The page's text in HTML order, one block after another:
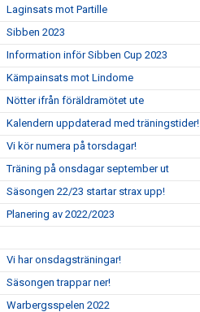
Laginsats mot Partille
Sibben 2023
Information inför Sibben Cup 2023
Kämpainsats mot Lindome
Nötter ifrån föräldramötet ute
Kalendern uppdaterad med träningstider!
Vi kör numera på torsdagar!
Träning på onsdagar september ut
Säsongen 22/23 startar strax upp!
Planering av 2022/2023
Vi har onsdagsträningar!
Säsongen trappar ner!
Warbergsspelen 2022